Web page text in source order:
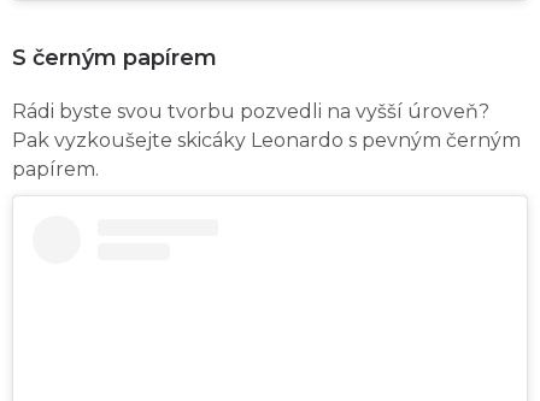
S černým papírem
Rádi byste svou tvorbu pozvedli na vyšší úroveň?
Pak vyzkoušejte skicáky Leonardo s pevným černým
papírem.